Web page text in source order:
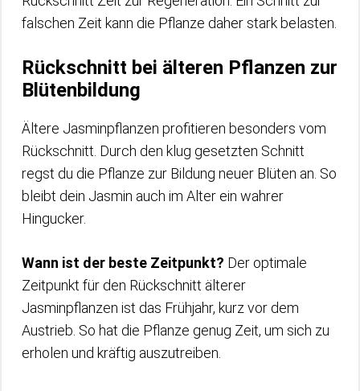
falschen Zeit kann die Pflanze daher stark belasten.
Rückschnitt bei älteren Pflanzen zur
Blütenbildung
Ältere Jasminpflanzen profitieren besonders vom
Rückschnitt. Durch den klug gesetzten Schnitt
regst du die Pflanze zur Bildung neuer Blüten an. So
bleibt dein Jasmin auch im Alter ein wahrer
Hingucker.
Wann ist der beste Zeitpunkt? Der optimale
Zeitpunkt für den Rückschnitt älterer
Jasminpflanzen ist das Frühjahr, kurz vor dem
Austrieb. So hat die Pflanze genug Zeit, um sich zu
erholen und kräftig auszutreiben.